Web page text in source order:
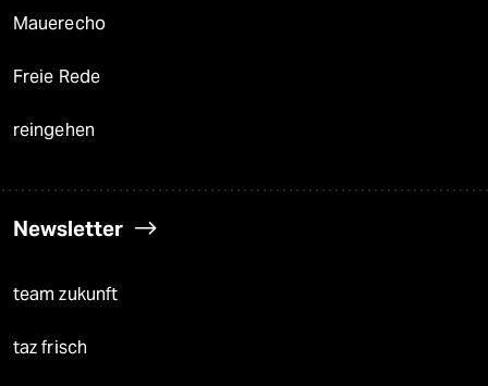
Mauerecho
Freie Rede
reingehen
Newsletter
team zukunft
taz frisch